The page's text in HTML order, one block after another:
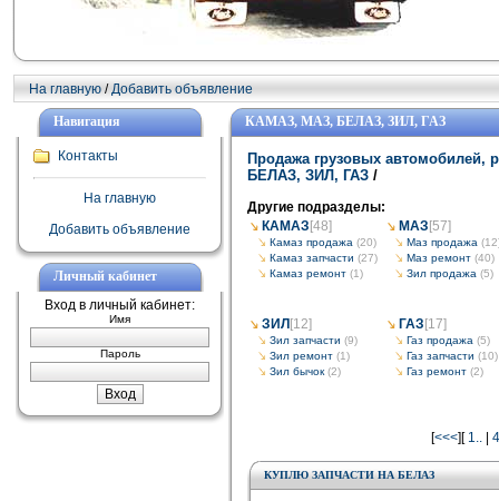
На главную /Добавить объявление
Навигация
Контакты
На главную
Добавить объявление
Личный кабинет
Вход в личный кабинет:
Имя
Пароль
КАМАЗ, МАЗ, БЕЛАЗ, ЗИЛ, ГАЗ
Продажа грузовых автомобилей,
БЕЛАЗ, ЗИЛ, ГАЗ /
Другие подразделы:
КАМАЗ [48]
Камаз продажа (20)
Камаз запчасти (27)
Камаз ремонт (1)
МАЗ [57]
Маз продажа
Маз ремонт (40)
Зил продажа (5)
ЗИЛ [12]
Зил запчасти (9)
Зил ремонт (1)
Зил бычок (2)
ГАЗ [17]
Газ продажа (5)
Газ запчасти (10)
Газ ремонт (2)
[<<<][ 1..| 4
КУПЛЮ ЗАПЧАСТИ НА БЕЛАЗ